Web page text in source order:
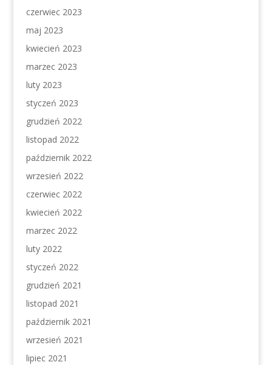
czerwiec 2023
maj 2023
kwiecień 2023
marzec 2023
luty 2023
styczeń 2023
grudzień 2022
listopad 2022
październik 2022
wrzesień 2022
czerwiec 2022
kwiecień 2022
marzec 2022
luty 2022
styczeń 2022
grudzień 2021
listopad 2021
październik 2021
wrzesień 2021
lipiec 2021